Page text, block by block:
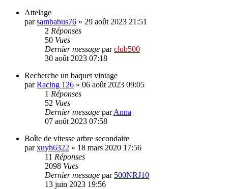
Attelage
parsambabus76 » 29 août 2023 21:51
2 Réponses
50 Vues
Dernier message parclub500
30 août 2023 07:18
Recherche un baquet vintage
parRacing 126 » 06 août 2023 09:05
1 Réponses
52 Vues
Dernier message parAnna
07 août 2023 07:58
Boîte de vitesse arbre secondaire
parxuyh6322 » 18 mars 2020 17:56
11 Réponses
2098 Vues
Dernier message par 500NRJ10
13 juin 2023 19:56